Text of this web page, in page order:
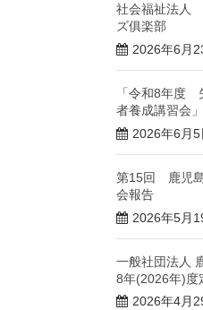
社会福祉法人
ズ俱楽部
2026年6月
「令和8年度
者養成講習会
2026年6月5
第15回 鹿児
会報告
2026年5月
一般社団法人
8年(2026年)度
2026年4月